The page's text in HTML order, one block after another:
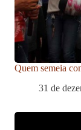
Quem semeia
31 de